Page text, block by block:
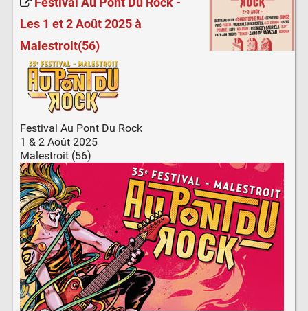
Les 1 et 2 Août 2025 à
Malestroit(56)
Festival Au Pont Du Rock
1 & 2 Août 2025
Malestroit (56)